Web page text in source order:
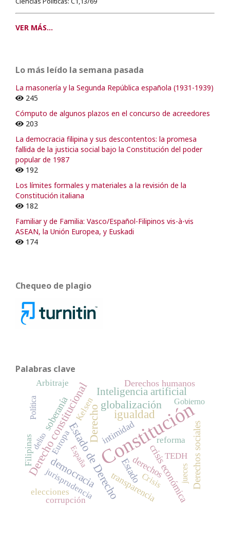
VER MÁS...
Lo más leído la semana pasada
La masonería y la Segunda República española (1931-1939)
245
Cómputo de algunos plazos en el concurso de acreedores
203
La democracia filipina y sus descontentos: la promesa
fallida de la justicia social bajo la Constitución del poder
popular de 1987
192
Los límites formales y materiales a la revisión de la
Constitución italiana
182
Familiar y de Familia: Vasco/Español-Filipinos vis-à-vis
ASEAN, la Unión Europea, y Euskadi
174
Chequeo de plagio
Palabras clave
Constitución
igualdad
Estado de Derecho
globalización
Derecho constitucionalDerecho
democracia
Inteligencia artificial
crisis económicaDerechos sociales
Estado
soberanía
Derechos humanos
transparencia
intimidad
Filipinas
derechos
Crisis
jurisprudencia
reforma
TEDH
elecciones
Europa
Arbitraje
corrupción
Kelsen
Política Gobierno
España
jueces
delito